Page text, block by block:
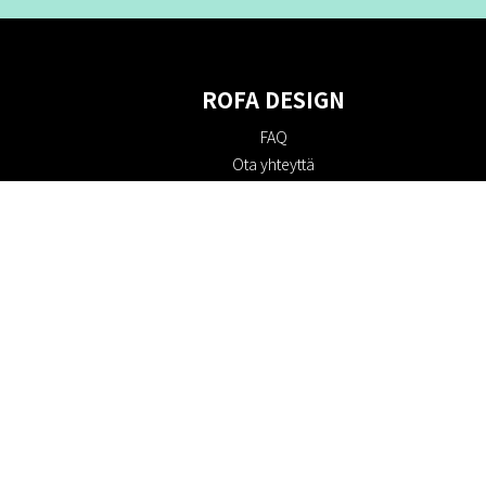
ROFA DESIGN
FAQ
Ota yhteyttä